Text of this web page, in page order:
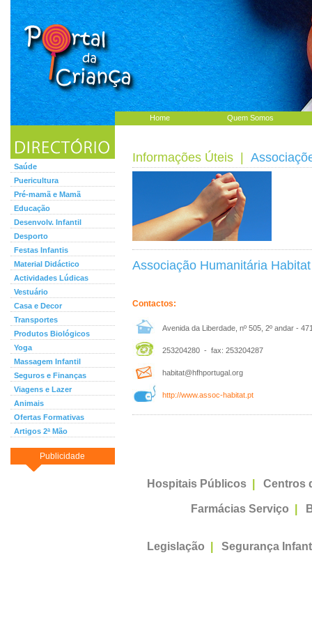
Home Quem Somos
Saúde
Puericultura
Pré-mamã e Mamã
Educação
Desenvolv. Infantil
Desporto
Festas Infantis
Material Didáctico
Actividades Lúdicas
Vestuário
Casa e Decor
Transportes
Produtos Biológicos
Yoga
Massagem Infantil
Seguros e Finanças
Viagens e Lazer
Animais
Ofertas Formativas
Artigos 2ª Mão
Publicidade
Informações Úteis
Associação Humanitária Habitat
Contactos:
Avenida da Liberdade, nº 505, 2º andar -
253204280 - fax: 253204287
habitat@hfhportugal.org
http://www.assoc-habitat.pt
Hospitais Públicos Centros
Farmácias Serviço
Legislação Segurança